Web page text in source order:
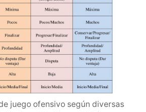
juego ofensivo según diversas